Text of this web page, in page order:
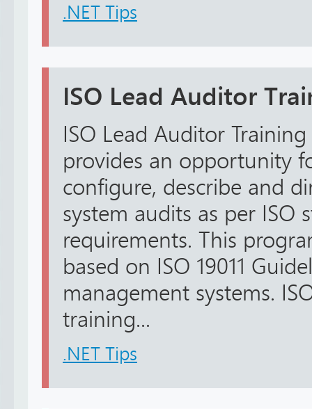
.NET Tips
ISO Lead Auditor
ISO Lead Auditor
provides an opportunity
configure, describe and
system audits as per ISO
requirements. This
based on ISO 19011
management systems.
training...
.NET Tips